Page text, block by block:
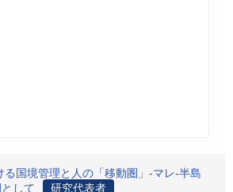
る国境管理と人の「移動圏」-マレ-半島
して
研究代表者